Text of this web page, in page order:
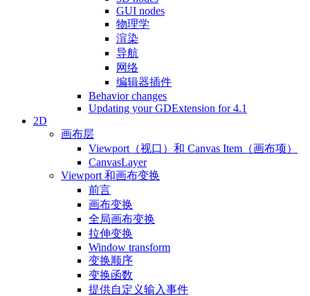
GUI nodes
物理学
渲染
导航
网络
编辑器插件
Behavior changes
Updating your GDExtension for 4.1
2D
画布层
Viewport（视口）和 Canvas Item（画布项）
CanvasLayer
Viewport 和画布变换
前言
画布变换
全局画布变换
拉伸变换
Window transform
变换顺序
变换函数
提供自定义输入事件